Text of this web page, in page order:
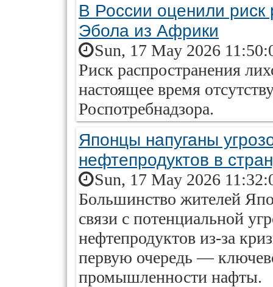
В России оценили риск
Эбола из Африки
Sun, 17 May 2026
Риск распространения
настоящее время
Роспотребнадзора.
Японцы напуганы
нефтепродуктов в
Sun, 17 May 2026
Большинство жителей
связи с потенциальной
нефтепродуктов из-за
первую очередь —
промышленности нафты.